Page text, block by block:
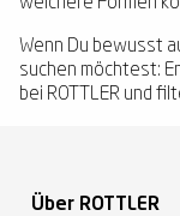
Wenn Du bewusst
suchen möchtest:
bei ROTTLER und
Über ROTTLER